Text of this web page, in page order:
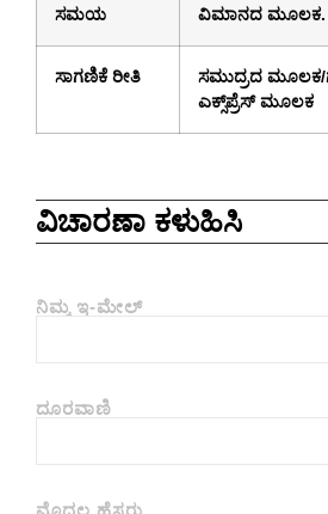
ಸಮಯ
ವಿಮಾನದ ಮೂಲಕ.
ಸಾಗಣಿಕೆ ರೀತಿ
ಸಮುದ್ರದ
ಎಕ್ಸ್‌ಪ್ರೆಸ್ ಮೂಲಕ
ವಿಚಾರಣಾ ಕಳುಹಿಸಿ
ನಿಮ್ಮ ಇ-ಮೇಲ್
ದೂರವಾಣಿ
ಮೊದಲ ಹೆಸರು